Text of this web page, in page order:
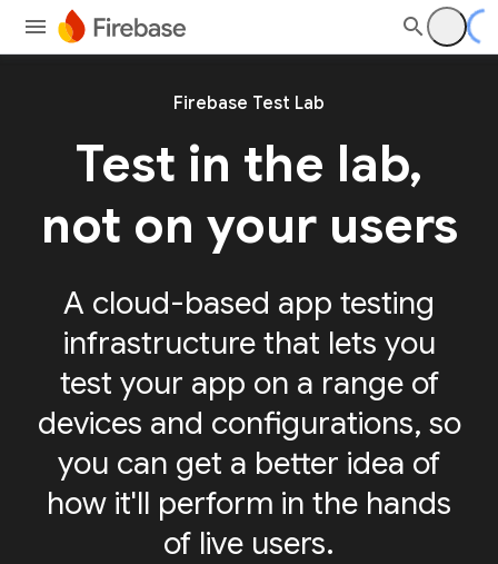
Firebase Test Lab
Test in the lab,
not on your users
A cloud-based app testing
infrastructure that lets you
test your app on a range of
devices and configurations, so
you can get a better idea of
how it'll perform in the hands
of live users.